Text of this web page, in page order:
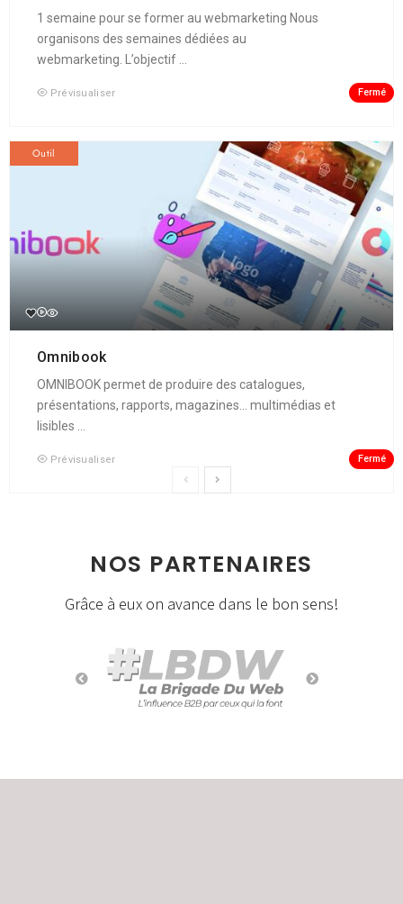
1 semaine pour se former au webmarketing Nous
organisons des semaines dédiées au
webmarketing. L’objectif ...
Prévisualiser Fermé
Outil
Omnibook
OMNIBOOK permet de produire des catalogues,
présentations, rapports, magazines... multimédias et
lisibles ...
Prévisualiser Fermé
NOS PARTENAIRES
Grâce à eux on avance dans le bon sens!